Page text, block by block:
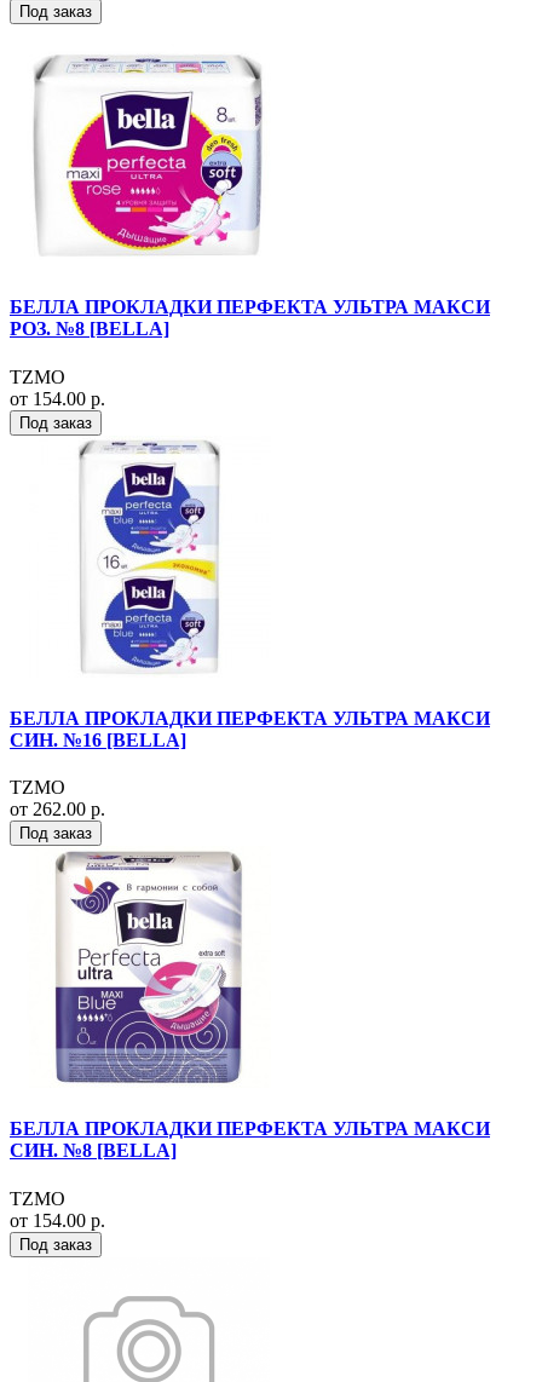
Под заказ
БЕЛЛА ПРОКЛАДКИ ПЕРФЕКТА УЛЬТРА МАКСИ
РОЗ. №8 [BELLA]
TZMO
от 154.00 р.
Под заказ
БЕЛЛА ПРОКЛАДКИ ПЕРФЕКТА УЛЬТРА МАКСИ
СИН. №16 [BELLA]
TZMO
от 262.00 р.
Под заказ
БЕЛЛА ПРОКЛАДКИ ПЕРФЕКТА УЛЬТРА МАКСИ
СИН. №8 [BELLA]
TZMO
от 154.00 р.
Под заказ